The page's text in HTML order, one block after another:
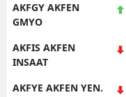
AKFGY AKFEN
GMYO
AKFIS AKFEN
INSAAT
AKFYE AKFEN YEN.